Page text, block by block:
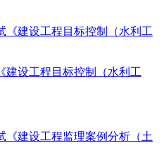
建设工程目标控制（水利工